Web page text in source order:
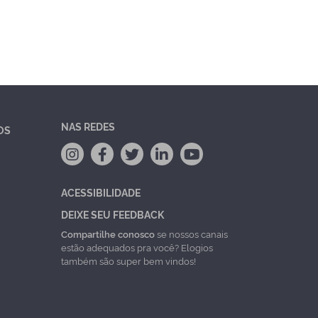
NAS REDES
ACESSIBILIDADE
DEIXE SEU FEEDBACK
Compartilhe conoscose nossos canais
estão adequados pra você? Elogios
também são super bem vindos!